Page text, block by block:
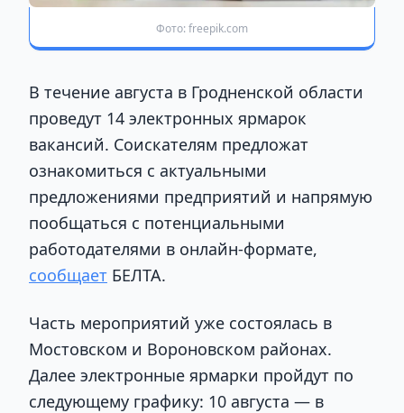
Фото: freepik.com
В течение августа в Гродненской области
проведут 14 электронных ярмарок
вакансий. Соискателям предложат
ознакомиться с актуальными
предложениями предприятий и напрямую
пообщаться с потенциальными
работодателями в онлайн-формате,
сообщает БЕЛТА.
Часть мероприятий уже состоялась в
Мостовском и Вороновском районах.
Далее электронные ярмарки пройдут по
следующему графику: 10 августа — в